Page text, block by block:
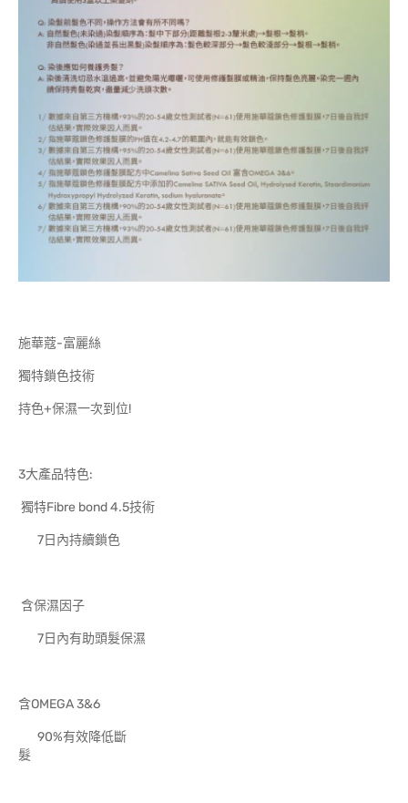
施華蔻-富麗絲
獨特鎖色技術
持色+保濕一次到位!
3大產品特色:
獨特Fibre bond 4.5技術
7日內持續鎖色
含保濕因子
7日內有助頭髮保濕
含OMEGA 3&6
90%有效降低斷